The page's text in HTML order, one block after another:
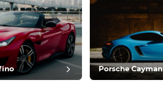
Porsche Cayman